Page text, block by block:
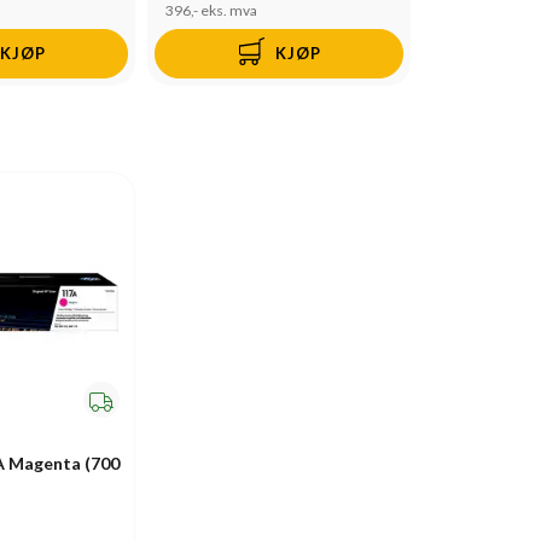
KJØP
396,- eks. mva
KJØP
Magenta (700